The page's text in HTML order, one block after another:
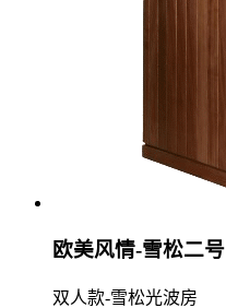
欧美风情-雪松二号
双人款-雪松光波房